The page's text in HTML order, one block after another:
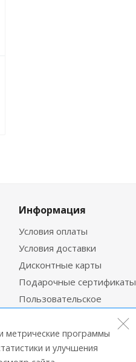
Информация
Условия оплаты
Условия доставки
Дисконтные карты
Подарочные сертификаты
Пользовательское
соглашение
метрические программы
и улучшения